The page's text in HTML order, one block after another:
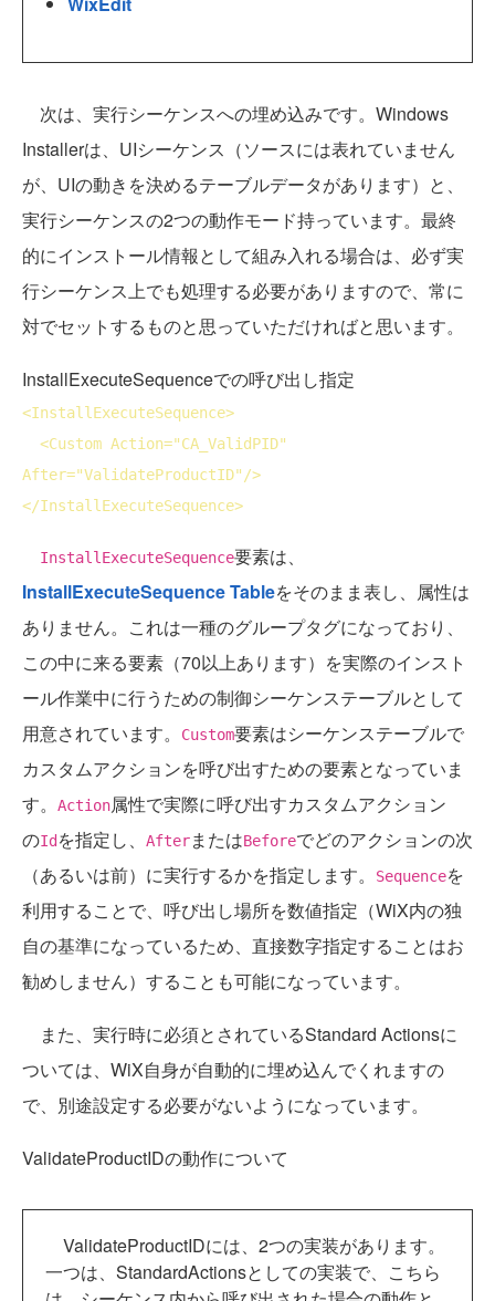
次は、実行シーケンスへの埋め込みです。Windows
Installerは、UIシーケンス（ソースには表れていません
が、UIの動きを決めるテーブルデータがあります）と、
実行シーケンスの2つの動作モード持っています。最終
的にインストール情報として組み入れる場合は、必ず実
行シーケンス上でも処理する必要がありますので、常に
対でセットするものと思っていただければと思います。
InstallExecuteSequenceでの呼び出し指定
<InstallExecuteSequence>
<Custom Action
After="ValidateProductID"/>
</InstallExecuteSequence>
InstallExecuteSequence要素は、
InstallExecuteSequence Tableをそのまま表し、属性は
ありません。これは一種のグループタグになっており、
この中に来る要素（70以上あります）を実際のインスト
ール作業中に行うための制御シーケンステーブルとして
用意されています。
Custom要素はシーケンステーブルで
カスタムアクションを呼び出すための要素となっていま
す。
Action属性で実際に呼び出すカスタムアクション
のId を指定し、 AfterまたはBeforeでどのアクションの次
（あるいは前）に実行するかを指定します。
Sequenceを
利用することで、呼び出し場所を数値指定（WiX内の独
自の基準になっているため、直接数字指定することはお
勧めしません）することも可能になっています。
また、実行時に必須とされているStandard Actionsに
ついては、WiX自身が自動的に埋め込んでくれますの
で、別途設定する必要がないようになっています。
ValidateProductIDの動作について
ValidateProductIDには、2つの実装があります。
一つは、StandardActionsとしての実装で、こちら